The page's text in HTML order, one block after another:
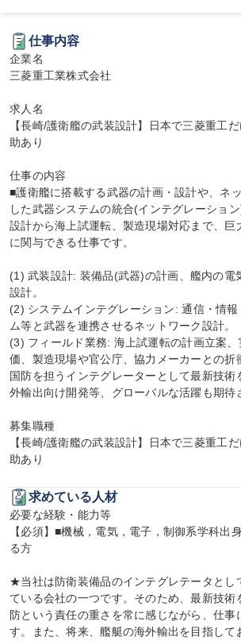
仕事内容
企業名
三菱重工業株式会社
求人名
【長崎/護衛艦の武装設計】日本で三菱重工
助あり
仕事の内容
■護衛艦に搭載する武器の計画・設計や、ネ
した武器システムの統合(インテグレーション
設計から海上試運転、製造現場対応まで、巨
に関与できる仕事です。
(1) 武装設計: 装備品(武器)の計画、艦内の電
設計。
(2) システムインテグレーション: 通信・情
ム等と武器を連携させるネットワーク設計。
(3) フィールド業務: 海上試運転の計画立案
価、製造現場や官公庁、協力メーカーとの折
国防を担うインテグレーターとして最新技術
外輸出向け開発等、グローバルな活躍も期待
募集職種
【長崎/護衛艦の武装設計】日本で三菱重工
助あり
求めている人材
必要な経験・能力等
【必須】■機械，電気，電子，制御系学科出
る方
★当社は防衛装備品のインテグレテータとし
ている会社の一つです。そのため、最新技術
防という責任の重さを常に感じながら、仕事
す。また、将来、艦艇の海外輸出を目指して